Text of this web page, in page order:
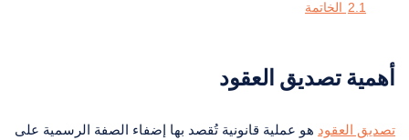
2.1
الخاتمة
أهمية تصديق العقود
تصديق العقود هو عملية قانونية تُقصد بها إضفاء الصفة الرسمية على